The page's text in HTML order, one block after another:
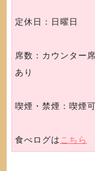
定休日：日曜日
席数：カウンター
あり
喫煙・禁煙：喫煙可
食べログは こちら